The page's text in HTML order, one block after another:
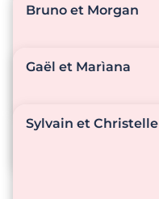
notre complicité par
Bruno et Morgan
"On fait tout
ensemble, on est
Gaël et Marìana
Sylvain et Christelle